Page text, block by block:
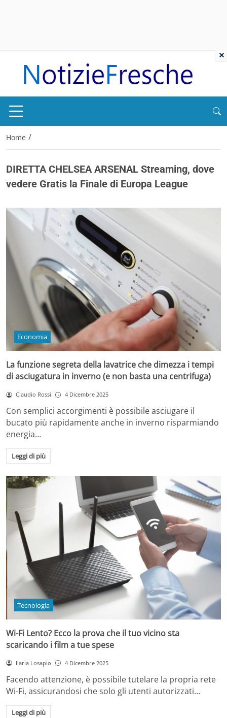
Home /
DIRETTA CHELSEA ARSENAL Streaming, dove
vedere Gratis la Finale di Europa League
Economia
La funzione segreta della lavatrice che dimezza i tempi
di asciugatura in inverno (e non basta una centrifuga)
Claudio Rossi 4 Dicembre 2025
Con semplici accorgimenti è possibile asciugare il
bucato più rapidamente anche in inverno risparmiando
energia…
Leggi di più
Tecnologia
Wi-Fi Lento? Ecco la prova che il tuo vicino sta
scaricando i film a tue spese
Ilaria Losapio 4 Dicembre 2025
Facendo attenzione, è possibile tutelare la propria rete
Wi-Fi, assicurandosi che solo gli utenti autorizzati…
Leggi di più
×